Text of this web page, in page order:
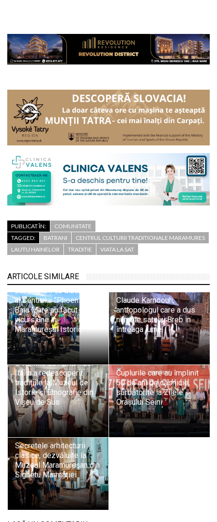
PUBLICAT ÎN:
COMUNITATE
TAGGED:
BATRANI
CENTRUL CULTURII TRADITIONALE MARAMURES
LAUTU HAINELOR
TRADITIE VIATA LA SAT
ARTICOLE SIMILARE
Beneficiarii cu dizabilități
ai Centrului ”Phoenix” din
Baia Mare au făcut o
incursiune în
Maramureșul Istoric
Claude Karnoouh,
antropologul care a dus
numele satului Breb în
întreaga lume
Rădăcini maramureșene:
O familie de români din
Italia a redescoperit
tradițiile la Muzeul de
Istorie și Etnografie din
Vișeu de Sus
Cuplurile care au împlinit
50 de ani de căsnicie,
sărbătorite la Zilele
Orașului Seini
Secretele arhitecturii
clasice, dezvăluite la
Muzeul Maramureșan din
Sighetu Marmației